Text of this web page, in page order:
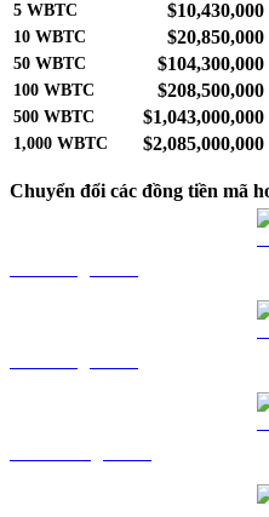
5 WBTC $10,430,000
10 WBTC $20,850,000
50 WBTC $104,300,000
100 WBTC $208,500,000
500 WBTC $1,043,000,000
1,000 WBTC $2,085,000,000
Chuyển đổi các đồng tiền mã